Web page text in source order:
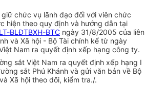
chức vụ lãnh đạo đối với viên chức
hiện theo quy định và hướng dẫn tại
BLĐTBXH-BTC ngày 31/8/2005 của liên
và Xã hội - Bộ Tài chính kể từ ngày
Nam ra quyết định xếp hạng công ty.
sắt Việt Nam ra quyết định xếp hạng I
sắt Phú Khánh và gửi văn bản về Bộ
Xã hội theo dõi, kiểm tra./.